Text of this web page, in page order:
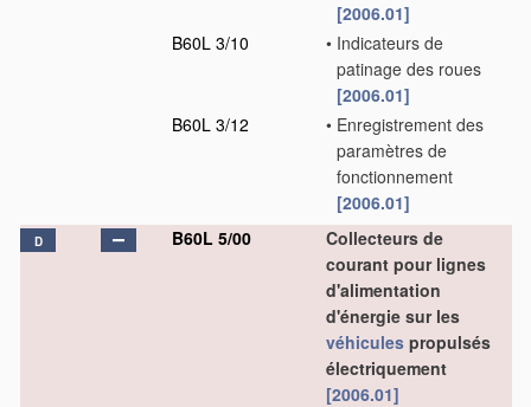
[2006.01]
B60L 3/10
• Indicateurs de
patinage des roues
[2006.01]
B60L 3/12
• Enregistrement des
paramètres de
fonctionnement
[2006.01]
D B60L 5/00
Collecteurs de
courant pour lignes
d'alimentation
d'énergie sur les
véhicules propulsés
électriquement
[2006.01]